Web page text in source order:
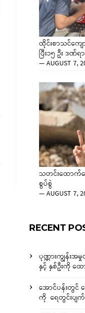
ထိုင်းစာသင်ကျ
ပြီး၁၅ ဦး ဒဏ်ရ
—AUGUST 7,
သတင်းထောက်သ
စွပ်စွဲ
—AUGUST 7,
RECENT
ပုဏ္ဏားကျွန်း
နှင့် နှစ်ဦးကို ထ
အောင်ပန်းတွင်
ကို ရေတွင်းပျ